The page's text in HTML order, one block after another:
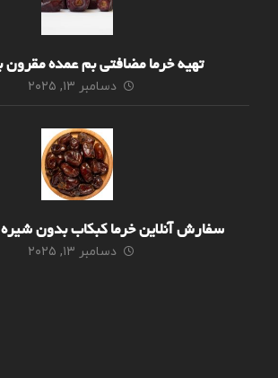
تهیه خرما مضافتی بم عمده
دسامبر ۱۳, ۲۰۲۵
سفارش آنلاین خرما کبکاب بدون
دسامبر ۱۳, ۲۰۲۵